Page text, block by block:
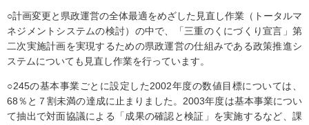
○計画変更と県政運営の全体最適をめざした見直し作業（トータルマ
ネジメントシステムの検討）の中で、「三重のくにづくり宣言」第
二次実施計画を実現するための県政運営の仕組みである政策推進シ
ステムについても見直し作業を行っています。
○245の基本事業ごとに設定した2002年度の数値目標については、
68％と７割未満の達成に止まりました。2003年度は基本事業につい
て抽出で対面協議による「成果の確認と検証」を実施するなど、課